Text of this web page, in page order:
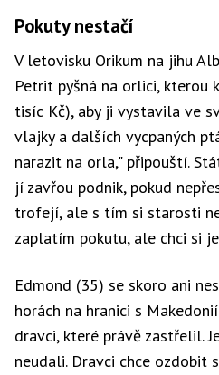
Pokuty nestačí
V letovisku Orikum na jihu
Petrit pyšná na orlici, kterou
tisíc Kč), aby ji vystavila ve
vlajky a dalších vycpaných
narazit na orla," připouští.
jí zavřou podnik, pokud
trofejí, ale s tím si starosti
zaplatím pokutu, ale chci si
Edmond (35) se skoro ani
horách na hranici s
dravci, které právě zastřelil.
neudali. Dravci chce ozdobit